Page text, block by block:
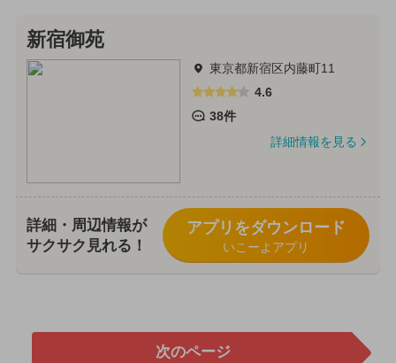
新宿御苑
東京都新宿区内藤町11
4.6
38件
詳細情報を見る
詳細・周辺情報が
サクサク見れる！
アプリをダウンロード
いこーよアプリ
次のページ